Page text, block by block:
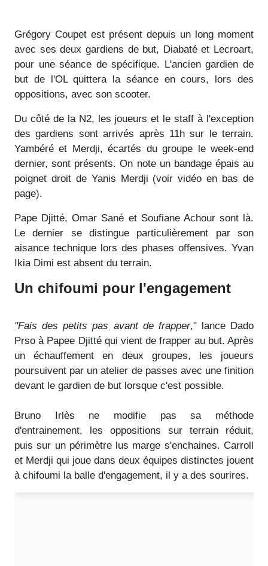
Grégory Coupet est présent depuis un long moment
avec ses deux gardiens de but, Diabaté et Lecroart,
pour une séance de spécifique. L'ancien gardien de
but de l'OL quittera la séance en cours, lors des
oppositions, avec son scooter.
Du côté de la N2, les joueurs et le staff à l'exception
des gardiens sont arrivés après 11h sur le terrain.
Yambéré et Merdji, écartés du groupe le week-end
dernier, sont présents. On note un bandage épais au
poignet droit de Yanis Merdji (voir vidéo en bas de
page).
Pape Djitté, Omar Sané et Soufiane Achour sont là.
Le dernier se distingue particulièrement par son
aisance technique lors des phases offensives. Yvan
Ikia Dimi est absent du terrain.
Un chifoumi pour l'engagement
"Fais des petits pas avant de frapper," lance Dado
Prso à Papee Djitté qui vient de frapper au but. Après
un échauffement en deux groupes, les joueurs
poursuivent par un atelier de passes avec une finition
devant le gardien de but lorsque c'est possible.
Bruno Irlès ne modifie pas sa méthode
d'entrainement, les oppositions sur terrain réduit,
puis sur un périmètre lus marge s'enchaines. Carroll
et Merdji qui joue dans deux équipes distinctes jouent
à chifoumi la balle d'engagement, il y a des sourires.